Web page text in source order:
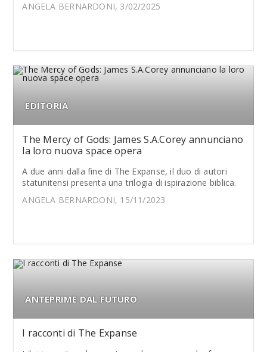
ANGELA BERNARDONI, 3/02/2025
EDITORIA
The Mercy of Gods: James S.A.Corey annunciano
la loro nuova space opera
A due anni dalla fine di The Expanse, il duo di autori
statunitensi presenta una trilogia di ispirazione biblica.
ANGELA BERNARDONI, 15/11/2023
ANTEPRIME DAL FUTURO
I racconti di The Expanse